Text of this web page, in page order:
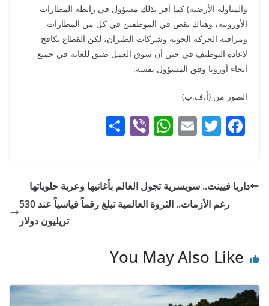
والمناولة الأرضية) كما أقر بذلك مسؤول في رابطة المطارات
الأوروبية، وهناك نقص في الموظفين في كل من المطارات
ومراقبة الحركة الجوية وشركات الطيران، لكن القطاع يكافح
لإعادة التوظيف في حين أن سوق العمل ضيق للغاية في جميع
أنحاء أوروبا وفق المسؤول نفسه.
الصور من (أ.ف.ب)
F
a
e
b
k
T
w
er
E
m
l
W
h
s
A
Vi
b
e
داريا فيينت.. سويسرية تجول العالم بأغانيها وعربة حلوياتها
رغم الأزمات.. الثروة العالمية تبلغ رقماً قياسياً عند 530
تريليون دولار
You May Also Like